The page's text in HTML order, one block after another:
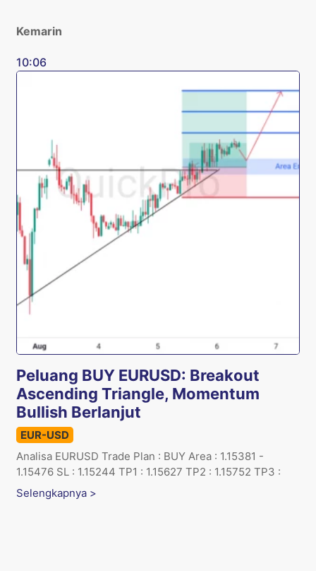
Kemarin
10:06
Peluang BUY EURUSD: Breakout
Ascending Triangle, Momentum
Bullish Berlanjut
EUR-USD
Analisa EURUSD Trade Plan : BUY Area : 1.15381 -
1.15476 SL : 1.15244 TP1 : 1.15627 TP2 : 1.15752 TP3 :
Selengkapnya >